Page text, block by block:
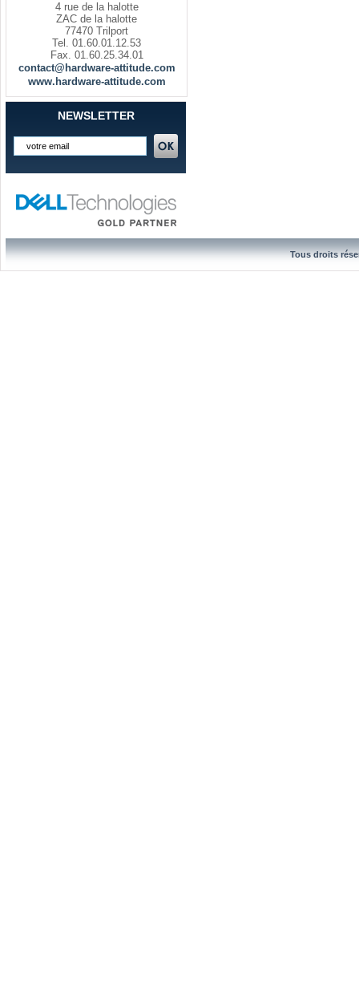
4 rue de la halotte
ZAC de la halotte
77470 Trilport
Tel. 01.60.01.12.53
Fax. 01.60.25.34.01
contact@hardware-attitude.com
www.hardware-attitude.com
NEWSLETTER
Tous droits